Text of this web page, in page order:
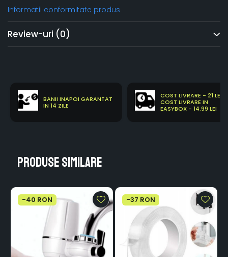
Informatii conformitate produs
Review-uri (0)
BANII INAPOI GARANTAT
IN 14 ZILE
COST LIVRARE - 21 LEI
COST LIVRARE IN
EASYBOX - 14.99 LEI
Produse similare
-40 RON -37 RON